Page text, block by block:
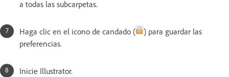
a todas las subcarpetas.
Haga clic en el icono de candado (
) para guardar las
preferencias.
Inicie Illustrator.